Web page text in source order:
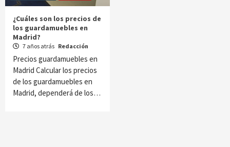
¿Cuáles son los precios de
los guardamuebles en
Madrid?
7 años atrás Redacción
Precios guardamuebles en
Madrid Calcular los precios
de los guardamuebles en
Madrid, dependerá de los…